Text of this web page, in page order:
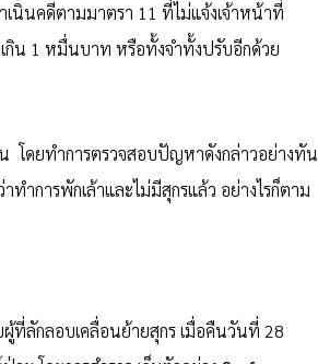
นินคดีตามมาตรา 11 ที่ไม่แจ้งเจ้าหน้าที่
กิน 1 หมื่นบาท หรือทั้งจำทั้งปรับอีกด้วย
โดยทำการตรวจสอบปัญหาดังกล่าวอย่างทัน
ำการพักเล้าและไม่มีสุกรแล้ว อย่างไรก็ตาม
ที่ลักลอบเคลื่อนย้ายสุกร เมื่อคืนวันที่ 28